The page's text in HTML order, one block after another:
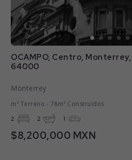
OCAMPO, Centro,
64000
Monterrey
m² Terreno - 78m² Construidos
2 2 1
$8,200,000 MXN